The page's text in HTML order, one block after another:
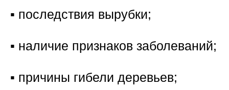
▪️ последствия вырубки;
▪️ наличие признаков заболеваний;
▪️ причины гибели деревьев;